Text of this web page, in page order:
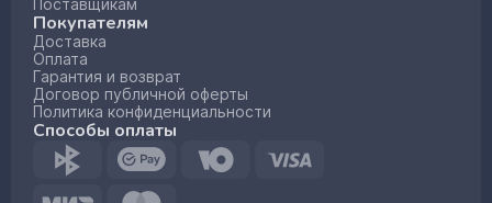
Поставщикам
Покупателям
Доставка
Оплата
Гарантия и возврат
Договор публичной оферты
Политика конфиденциальности
Способы оплаты